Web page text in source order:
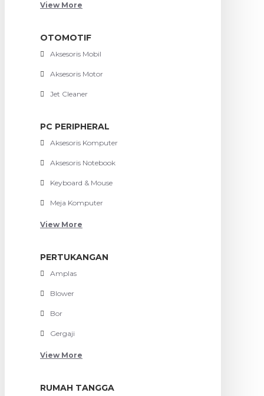
View More
OTOMOTIF
Aksesoris Mobil
Aksesoris Motor
Jet Cleaner
PC PERIPHERAL
Aksesoris Komputer
Aksesoris Notebook
Keyboard & Mouse
Meja Komputer
View More
PERTUKANGAN
Amplas
Blower
Bor
Gergaji
View More
RUMAH TANGGA